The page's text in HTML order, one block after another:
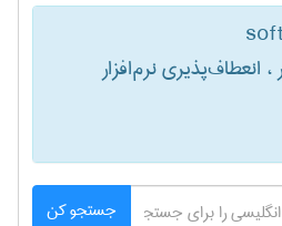
انعطاف‌پذیری نرم‌افزار
جستجو کن